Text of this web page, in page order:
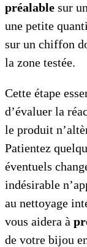
préalable sur
une petite
sur un chiffon
la zone testée.
Cette étape
d’évaluer la
le produit
Patientez
éventuels
indésirable
au nettoyage
vous aidera à
de votre bijou